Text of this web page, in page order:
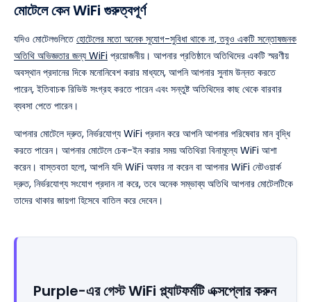
মোটেলে কেন WiFi গুরুত্বপূর্ণ
যদিও মোটেলগুলিতেহোটেলের মতো অনেক সুযোগ-সুবিধা থাকে না, তবুও একটি সন্তোষজনক
অতিথি অভিজ্ঞতার জন্য WiFi প্রয়োজনীয়। আপনার প্রতিষ্ঠানে অতিথিদের একটি স্মরণীয়
অবস্থান প্রদানের দিকে মনোনিবেশ করার মাধ্যমে, আপনি আপনার সুনাম উন্নত করতে
পারেন, ইতিবাচক রিভিউ সংগ্রহ করতে পারেন এবং সন্তুষ্ট অতিথিদের কাছ থেকে বারবার
ব্যবসা পেতে পারেন।
আপনার মোটেলে দ্রুত, নির্ভরযোগ্য WiFi প্রদান করে আপনি আপনার পরিষেবার মান বৃদ্ধি
করতে পারেন। আপনার মোটেলে চেক-ইন করার সময় অতিথিরা বিনামূল্যে WiFi আশা
করেন। বাস্তবতা হলো, আপনি যদি WiFi অফার না করেন বা আপনার WiFi নেটওয়ার্ক
দ্রুত, নির্ভরযোগ্য সংযোগ প্রদান না করে, তবে অনেক সম্ভাব্য অতিথি আপনার মোটেলটিকে
তাদের থাকার জায়গা হিসেবে বাতিল করে দেবেন।
Purple-এর গেস্ট WiFi প্ল্যাটফর্মটি এক্সপ্লোর করুন